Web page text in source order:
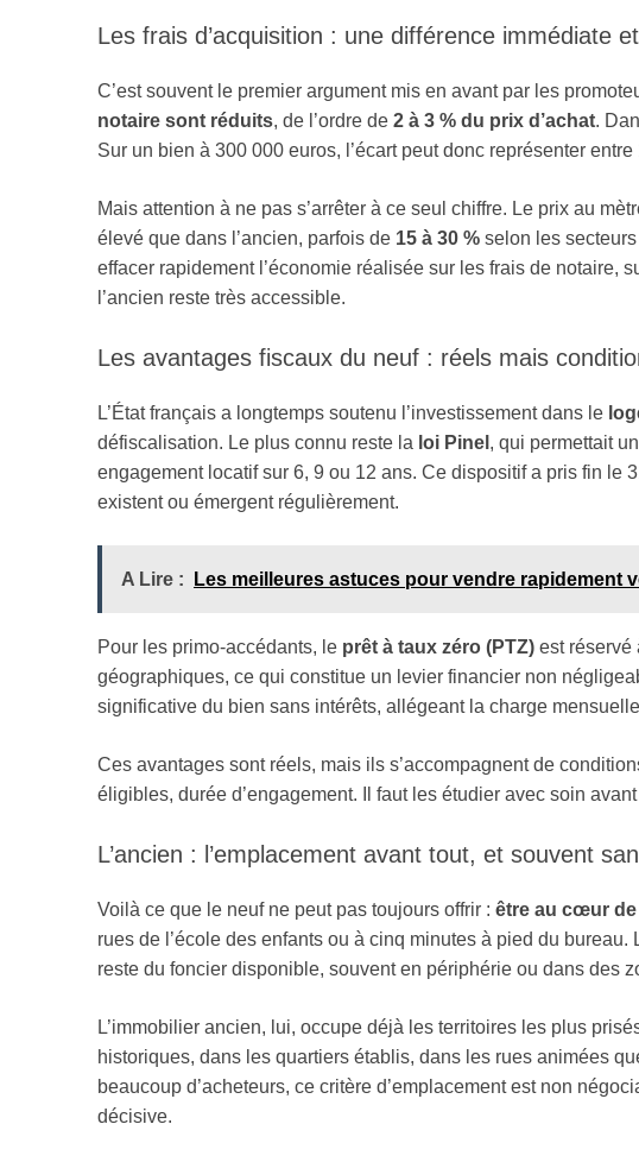
Les frais d’acquisition : une différence immédiate
C’est souvent le premier argument mis en avant par les
notaire sont réduits, de l’ordre de 2 à 3 % du prix d’achat.
Sur un bien à 300 000 euros, l’écart peut donc représenter
Mais attention à ne pas s’arrêter à ce seul chiffre. Le prix au
élevé que dans l’ancien, parfois de 15 à 30 % selon les
effacer rapidement l’économie réalisée sur les frais de notaire,
l’ancien reste très accessible.
Les avantages fiscaux du neuf : réels mais
L’État français a longtemps soutenu l’investissement dans le
défiscalisation. Le plus connu reste la loi Pinel , qui permettait
engagement locatif sur 6, 9 ou 12 ans. Ce dispositif a pris fin le
existent ou émergent régulièrement.
A Lire : Les meilleures astuces pour vendre rapidement
Pour les primo-accédants, le prêt à taux zéro (PTZ) est réservé
géographiques, ce qui constitue un levier financier non
significative du bien sans intérêts, allégeant la charge
Ces avantages sont réels, mais ils s’accompagnent de
éligibles, durée d’engagement. Il faut les étudier avec soin
L’ancien : l’emplacement avant tout, et souvent
Voilà ce que le neuf ne peut pas toujours offrir : être au cœur de
rues de l’école des enfants ou à cinq minutes à pied du
reste du foncier disponible, souvent en périphérie ou dans des
L’immobilier ancien, lui, occupe déjà les territoires les plus
historiques, dans les quartiers établis, dans les rues animées
beaucoup d’acheteurs, ce critère d’emplacement est non
décisive.